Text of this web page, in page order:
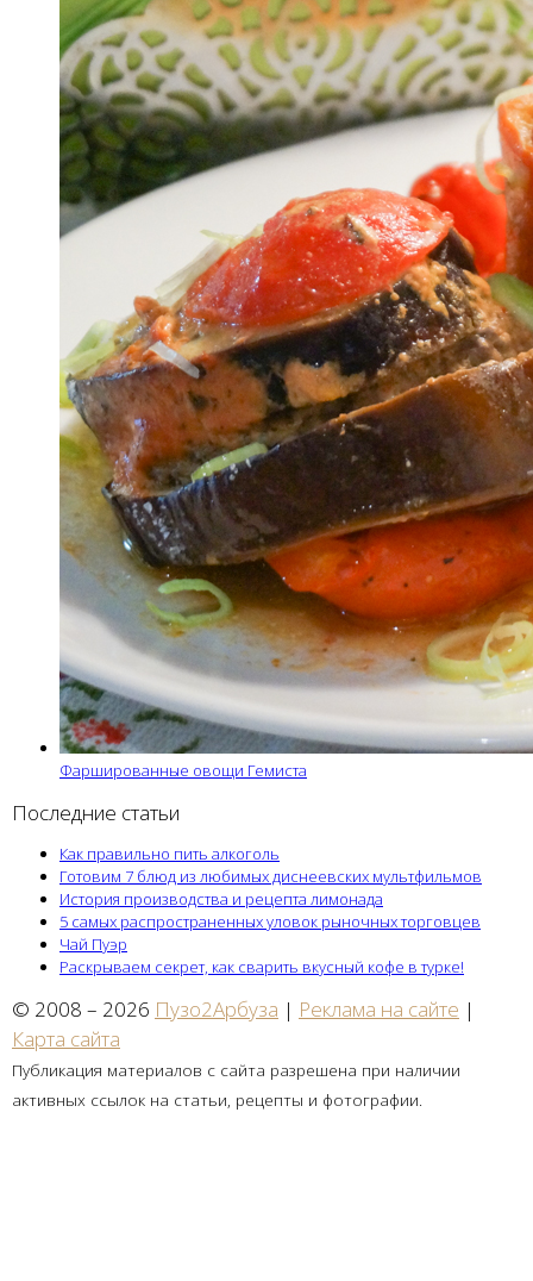
Фаршированные овощи Гемиста
Последние статьи
Как правильно пить алкоголь
Готовим 7 блюд из любимых диснеевских мультфильмов
История производства и рецепта лимонада
5 самых распространенных уловок рыночных торговцев
Чай Пуэр
Раскрываем секрет, как сварить вкусный кофе в турке!
© 2008 – 2026 Пузо2Арбуза | Реклама на сайте |
Карта сайта
Публикация материалов с сайта разрешена при наличии
активных ссылок на статьи, рецепты и фотографии.